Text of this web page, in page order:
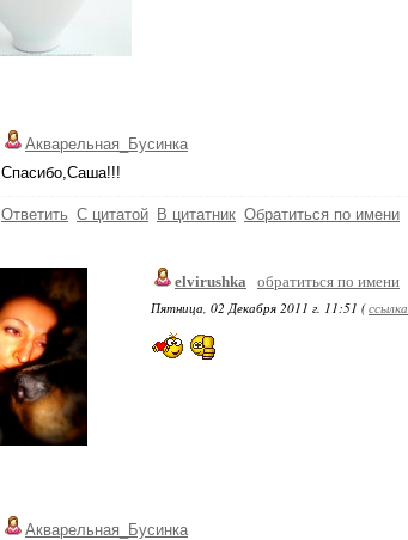
Акварельная_Бусинка
Спасибо,Саша!!!
Ответить С цитатой В цитатник Обратиться по имени
elvirushka
обратиться по имени
Пятница, 02 Декабря 2011 г. 11:51 (ссылка
Акварельная_Бусинка